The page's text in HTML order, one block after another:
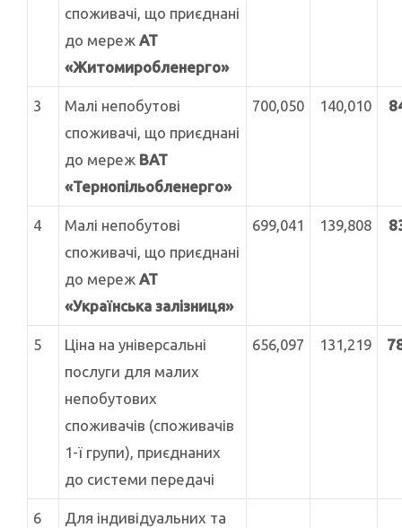
споживачі, що приєднані
до мереж АТ
«Житомиробленерго»
3
Малі непобутові
споживачі, що приєднані
до мереж ВАТ
«Тернопільобленерго»
700,050 140,010
4
Малі непобутові
споживачі, що приєднані
до мереж АТ
«Українська залізниця»
699,041 139,808
5
Ціна на універсальні
послуги для малих
непобутових
споживачів (споживачів
1-ї групи), приєднаних
до системи передачі
656,097 131,219
6
Для індивідуальних та